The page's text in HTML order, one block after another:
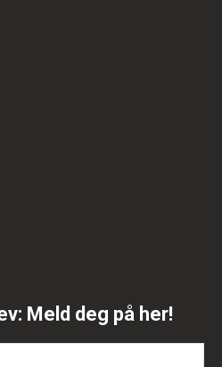
Meld deg på her!